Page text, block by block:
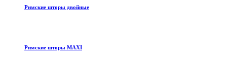
Римские шторы двойные
Римские шторы MAXI